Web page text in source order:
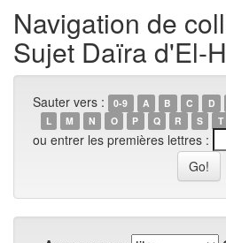
Navigation de
Sujet Daïra d'El-
Sauter vers : 0-9 A B C D
L
M N O P Q R S T
ou entrer les premières lettres :